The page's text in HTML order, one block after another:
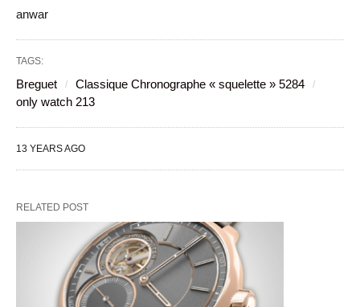
anwar
TAGS:
Breguet
Classique Chronographe « squelette » 5284
only watch 213
13 YEARS AGO
RELATED POST